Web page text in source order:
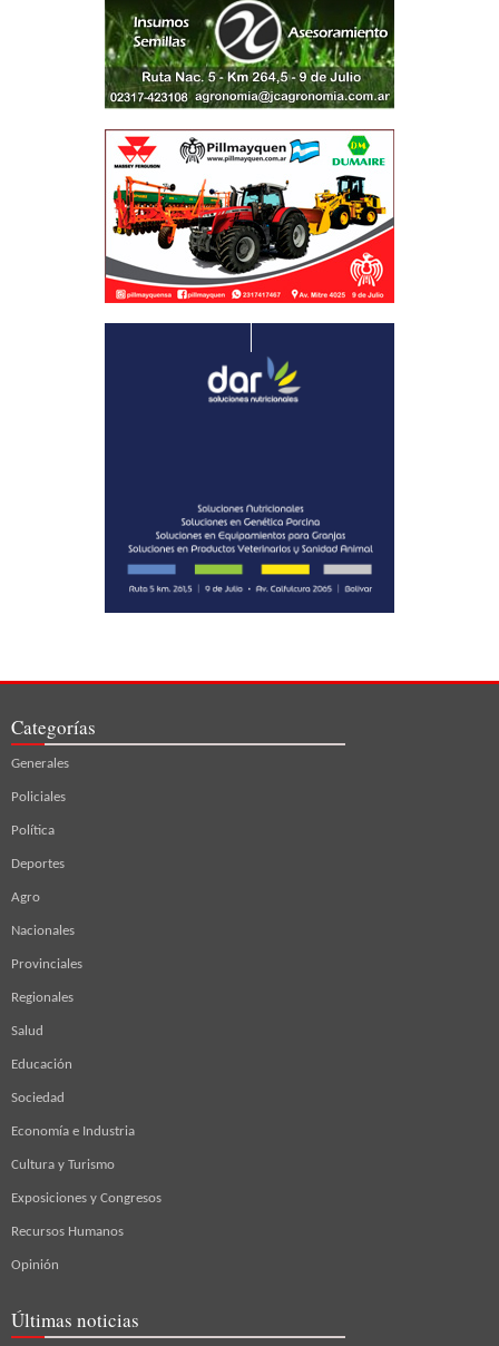
Categorías
Generales
Policiales
Política
Deportes
Agro
Nacionales
Provinciales
Regionales
Salud
Educación
Sociedad
Economía e Industria
Cultura y Turismo
Exposiciones y Congresos
Recursos Humanos
Opinión
Últimas noticias